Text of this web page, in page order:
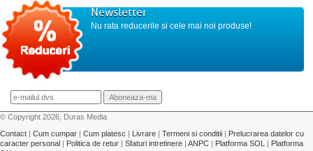
Newsletter
Nu rata reducerile si cele mai noi produse!
© Copyright 2026, Duras Media
Contact | Cum cumpar | Cum platesc | Livrare | Termeni si conditii | Prelucrarea datelor cu
caracter personal | Politica de retur | Sfaturi intretinere | ANPC | Platforma SOL | Platforma